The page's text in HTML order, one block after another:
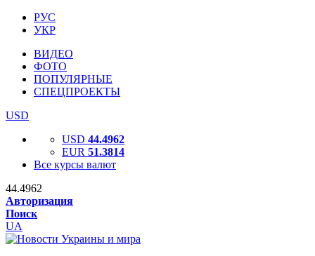
РУС
УКР
ВИДЕО
ФОТО
ПОПУЛЯРНЫЕ
СПЕЦПРОЕКТЫ
USD
USD 44.4962
EUR 51.3814
Все курсы валют
44.4962
Авторизация
Поиск
UA